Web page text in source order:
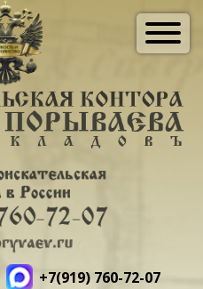
+7(919) 760-72-07